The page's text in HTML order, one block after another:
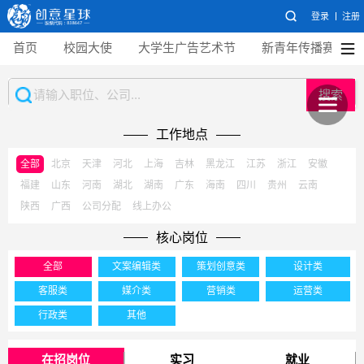
登录 注册
首页 校园大使 大学生广告艺术节 新青年传播赛
搜索
工作地点
全部 北京 天津 河北 上海 吉林 黑龙江 江苏 浙江
安徽
福建
山东 河南 湖北 湖南 广东 海南 四川 贵州
云南
陕西
广西 公司分配 线上办公
核心岗位
全部 文案编辑类 策划创意类 设计类
客服类 媒介类 营销类 运营类
行政类 其他
在招岗位 实习 就业